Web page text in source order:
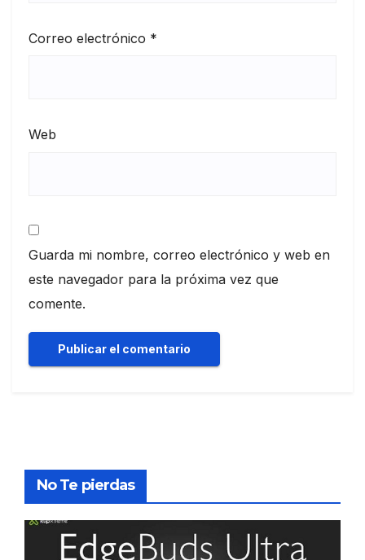
Correo electrónico *
Web
Guarda mi nombre, correo electrónico y web en
este navegador para la próxima vez que
comente.
No Te pierdas